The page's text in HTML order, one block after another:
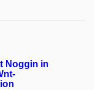
Noggin in